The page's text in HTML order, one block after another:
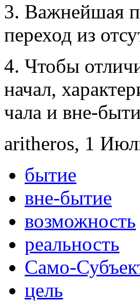
3. Важнейшая
переход из
4. Чтобы
начал,
чала и вне-
aritheros, 1
бытие
вне-бытие
возможность
реальность
Само-
цель